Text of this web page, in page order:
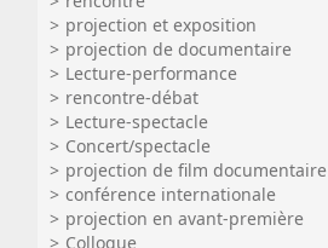
projection et exposition
projection de documentaire
Lecture-performance
rencontre-débat
Lecture-spectacle
Concert/spectacle
projection de film documentaire
conférence internationale
projection en avant-première
Colloque